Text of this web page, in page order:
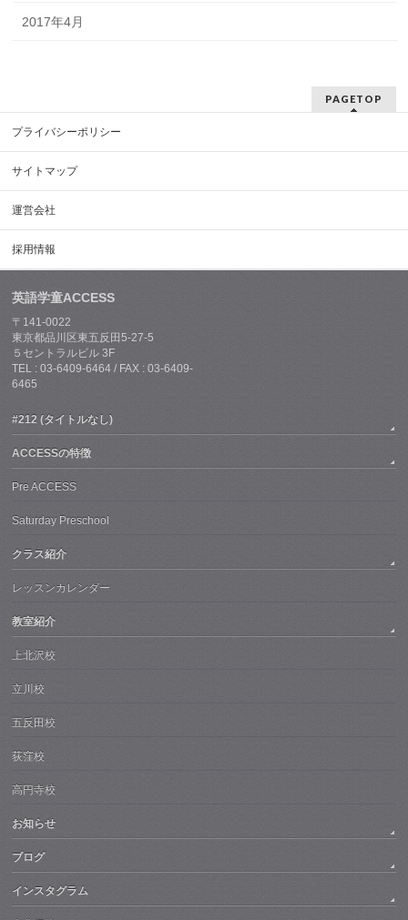
2017年4月
PAGETOP
プライバシーポリシー
サイトマップ
運営会社
採用情報
英語学童ACCESS
〒141-0022
東京都品川区東五反田5-27-5
５セントラルビル 3F
TEL : 03-6409-6464 / FAX : 03-6409-
6465
#212 (タイトルなし)
ACCESSの特徴
Pre ACCESS
Saturday Preschool
クラス紹介
レッスンカレンダー
教室紹介
上北沢校
立川校
五反田校
荻窪校
高円寺校
お知らせ
ブログ
インスタグラム